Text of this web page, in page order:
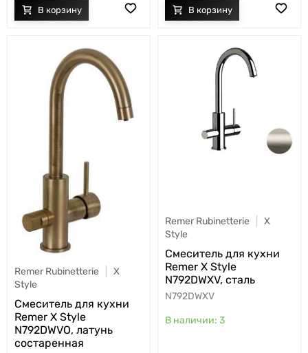
Remer Rubinetterie
X
Style
Cмеситель для кухни
Remer X Style
N792DWVO, латунь
состаренная
Remer Rubinetterie
X
Style
Cмеситель для кухни
Remer X Style
N792DWXV, сталь
N792DWXV
3